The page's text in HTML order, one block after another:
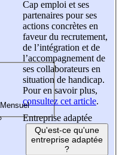
Cap emploi et ses
partenaires pour ses
actions concrètes en
faveur du recrutement,
de l’intégration et de
l’accompagnement de
ses collaborateurs en
situation de handicap.
Pour en savoir plus,
consultez cet article.
Entreprise adaptée
Qu'est-ce qu'une
entreprise adaptée
?